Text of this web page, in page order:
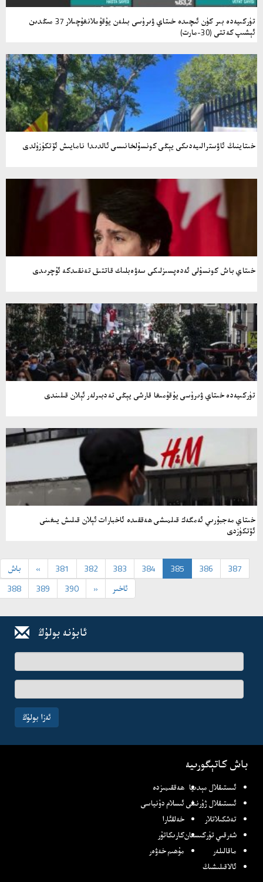
تۈركىيەدە بىر كۈن ئىچىدە خىتاي ۋىرۇسى بىلەن يۇقۇملانغۇچىلار 37 مىڭدىن
ئېشىپ كەتتى (30-مارت)
خىتاينىڭ ئاۋسترالىيەدىكى يېڭى كونسۇلخانىسى ئالدىدا نامايىش ئۆتكۈزۈلدى
خىتاي باش كونسۇلى ئەدەپسىزلىكى سەۋەبلىك قاتتىق تەنقىدكە ئۇچرىدى
تۈركىيەدە خىتاي ۋىرۇسى يۇقۇمىغا قارشى يېڭى تەدبىرلەر ئېلان قىلىندى
خىتاي مەجبۇرىي ئەمگەك قىلمىشى ھەققىدە ئاخبارات ئېلان قىلىش يىغىنى
ئۆتكۈزدى
باش « 381 382 383 384 385 386
387
388
389 390 » ئاخىر
ئابۇنە بولۇڭ
ئىسىم-
فامىلىڭىز
ئېلخەت
ئادرىسىڭىز
ئەزا بولۇڭ
باش كاتېگورىيە
ئىستىقلال مېدىيا ھەققىمىزدە
ئىستىقلال ژۇرنىلى ئىسلام دۇنياسى
تەشكىلاتلار
خەلقئارا
شەرقىي تۈركىستانكارىكاتۇر
ماقالىلەر
مۇھىم خەۋەر
ئالاقىلىشىڭ